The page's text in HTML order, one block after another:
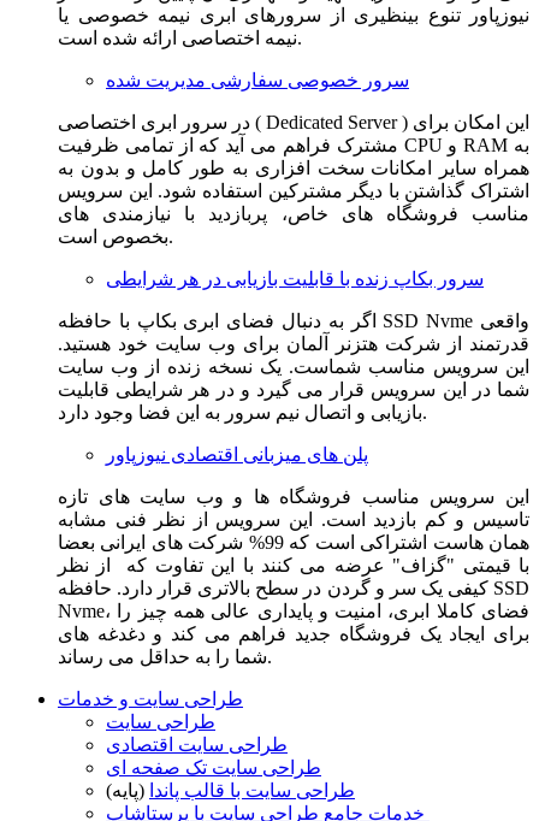
نیوزپاور تنوع بینظیری از سرورهای ابری نیمه خصوصی یا
نیمه اختصاصی ارائه شده است.
سرور خصوصی سفارشی مدیریت شده
در سرور ابری اختصاصی ( Dedicated Server ) این امکان برای
مشترک فراهم می آید که از تمامی ظرفیت CPU و RAM به
همراه سایر امکانات سخت افزاری به طور کامل و بدون به
اشتراک گذاشتن با دیگر مشترکین استفاده شود. این سرویس
مناسب فروشگاه های خاص، پربازدید با نیازمندی های
بخصوص است.
سرور بکاپ زنده با قابلیت بازیابی در هر شرایطی
اگر به دنبال فضای ابری بکاپ با حافظه SSD Nvme واقعی
قدرتمند از شرکت هتزنر آلمان برای وب سایت خود هستید.
این سرویس مناسب شماست. یک نسخه زنده از وب سایت
شما در این سرویس قرار می گیرد و در هر شرایطی قابلیت
بازیابی و اتصال نیم سرور به این فضا وجود دارد.
پلن های میزبانی اقتصادی نیوزپاور
این سرویس مناسب فروشگاه ها و وب سایت های تازه
تاسیس و کم بازدید است. این سرویس از نظر فنی مشابه
همان هاست اشتراکی است که 99% شرکت های ایرانی بعضا
با قیمتی "گزاف" عرضه می کنند با این تفاوت که از نظر
کیفی یک سر و گردن در سطح بالاتری قرار دارد. حافظه SSD
Nvme، فضای کاملا ابری، امنیت و پایداری عالی همه چیز را
برای ایجاد یک فروشگاه جدید فراهم می کند و دغدغه های
شما را به حداقل می رساند.
طراحی سایت و خدمات
طراحی سایت
طراحی سایت اقتصادی
طراحی سایت تک صفحه ای
طراحی سایت با قالب پاندا (پایه)